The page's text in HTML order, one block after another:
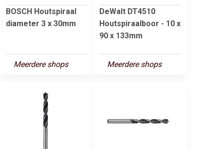
BOSCH Houtspiraal
diameter 3 x 30mm
Meerdere shops
DeWalt DT4510
Houtspiraalboor - 10 x
90 x 133mm
Meerdere shops